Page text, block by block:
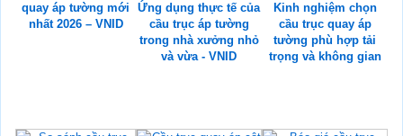
quay áp tường mới
nhất 2026 – VNID
Ứng dụng thực tế của
cầu trục áp tường
trong nhà xưởng nhỏ
và vừa - VNID
Kinh nghiệm chọn
cầu trục quay áp
tường phù hợp tải
trọng và không gian